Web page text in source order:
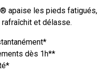
apaise les pieds fatigués,
et délasse.
dès 1h**